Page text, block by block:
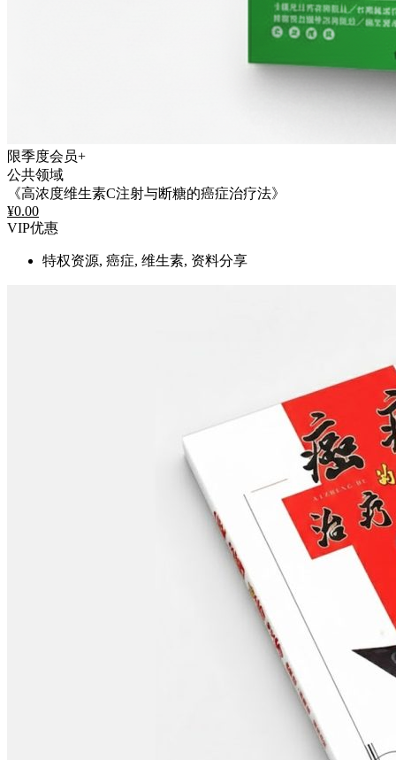
限季度会员+
公共领域
《高浓度维生素C注射与断糖的癌症治疗法》
¥0.00
VIP优惠
特权资源, 癌症, 维生素, 资料分享